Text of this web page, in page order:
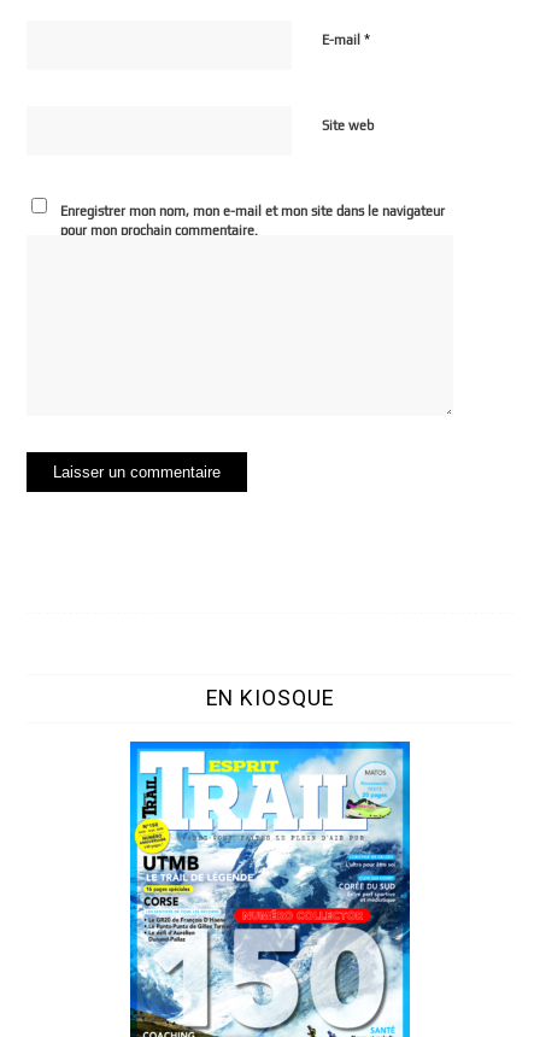
E-mail*
Site web
Enregistrer mon nom, mon e-mail et mon site dans le navigateur
pour mon prochain commentaire.
EN KIOSQUE